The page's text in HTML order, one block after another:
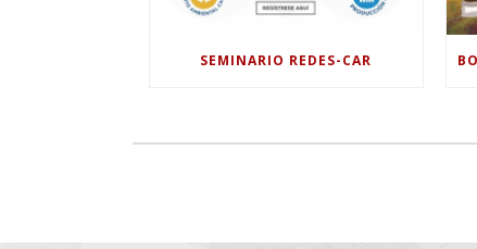
SEMINARIO REDES-CAR